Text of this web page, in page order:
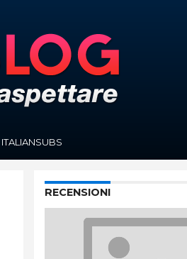
ITALIANSUBS
RECENSIONI